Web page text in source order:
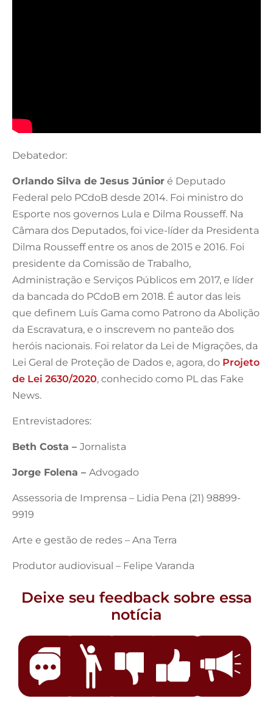
Debatedor:
Orlando Silva de Jesus Júnior é Deputado
Federal pelo PCdoB desde 2014. Foi ministro do
Esporte nos governos Lula e Dilma Rousseff. Na
Câmara dos Deputados, foi vice-líder da Presidenta
Dilma Rousseff entre os anos de 2015 e 2016. Foi
presidente da Comissão de Trabalho,
Administração e Serviços Públicos em 2017, e líder
da bancada do PCdoB em 2018. É autor das leis
que definem Luís Gama como Patrono da Abolição
da Escravatura, e o inscrevem no panteão dos
heróis nacionais. Foi relator da Lei de Migrações, da
Lei Geral de Proteção de Dados e, agora, do Projeto
de Lei 2630/2020, conhecido como PL das Fake
News.
Entrevistadores:
Beth Costa – Jornalista
Jorge Folena – Advogado
Assessoria de Imprensa – Lidia Pena (21) 98899-
9919
Arte e gestão de redes – Ana Terra
Produtor audiovisual – Felipe Varanda
Deixe seu feedback sobre essa
notícia